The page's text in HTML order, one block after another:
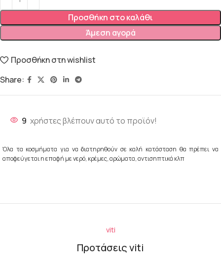
Προσθήκη στο καλάθι
Άμεση αγορά
Προσθήκη στη wishlist
Share:
9 χρήστες βλέπουν αυτό το προϊόν!
Όλα τα κοσμήματα για να διατηρηθούν σε καλή κατάσταση θα πρέπει να
αποφεύγεται η επαφή με νερό, κρέμες, αρώματα, αντισηπτικά κλπ
viti
Προτάσεις viti